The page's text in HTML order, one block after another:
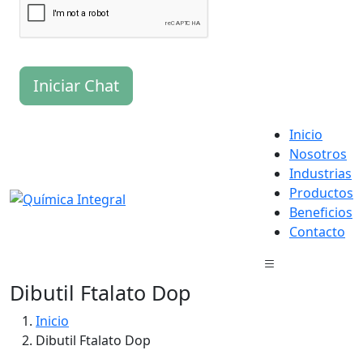
Iniciar Chat
Inicio
Nosotros
Industrias
Productos
Beneficios
Contacto
Dibutil Ftalato Dop
Inicio
Dibutil Ftalato Dop